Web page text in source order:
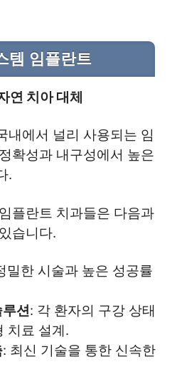
템 임플란트
연 치아 대체
내에서 널리 사용되는 임
확성과 내구성에서 높은
.
플란트 치과들은 다음과
습니다.
밀한 시술과 높은 성공률
션: 각 환자의 구강 상태
치료 설계.
: 최신 기술을 통한 신속한